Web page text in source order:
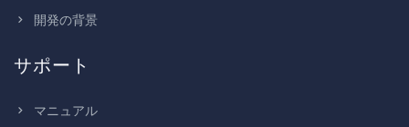
開発の背景
サポート
マニュアル